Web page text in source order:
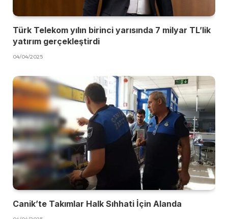
Türk Telekom yılın birinci yarısında 7 milyar TL’lik
yatırım gerçekleştirdi
04/04/2025
Canik’te Takımlar Halk Sıhhati İçin Alanda